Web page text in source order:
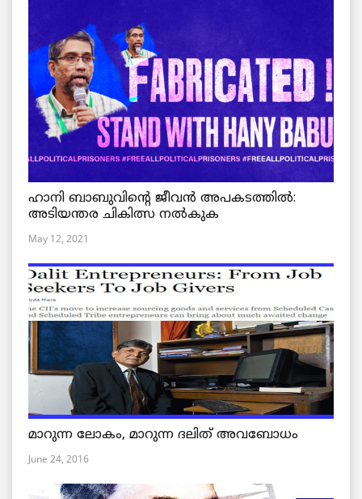
ഹാനി ബാബുവിന്റെ ജീവൻ അപകടത്തിൽ:
അടിയന്തര ചികിത്സ നൽകുക
May 12, 2021
മാറുന്ന ലോകം, മാറുന്ന ദലിത് അവബോധം
June 24, 2016